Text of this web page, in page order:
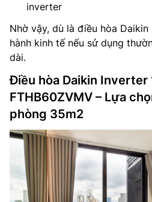
inverter
Nhờ vậy, dù là điều hòa
hành kinh tế nếu sử dụng
dài.
Điều hòa Daikin Inverter
FTHB60ZVMV – Lựa
phòng 35m2